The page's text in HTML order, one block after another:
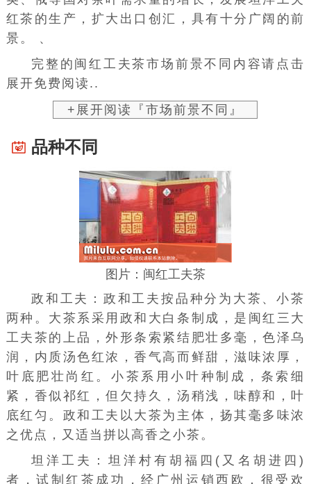
红茶的生产，扩大出口创汇，具有十分广阔的前
景。 、
完整的闽红工夫茶市场前景不同内容请点击
展开免费阅读..
+展开阅读『市场前景不同』
品种不同
图片：闽红工夫茶
政和工夫：政和工夫按品种分为大茶、小茶
两种。大茶系采用政和大白条制成，是闽红三大
工夫茶的上品，外形条索紧结肥壮多毫，色泽乌
润，内质汤色红浓，香气高而鲜甜，滋味浓厚，
叶底肥壮尚红。小茶系用小叶种制成，条索细
紧，香似祁红，但欠持久，汤稍浅，味醇和，叶
底红匀。政和工夫以大茶为主体，扬其毫多味浓
之优点，又适当拼以高香之小茶。
坦洋工夫：坦洋村有胡福四(又名胡进四)
者，试制红茶成功，经广州运销西欧．很受欢